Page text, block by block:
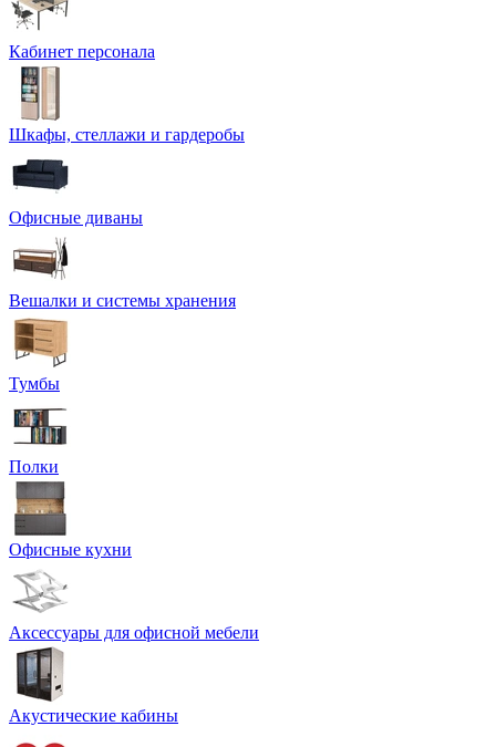
Кабинет персонала
Шкафы, стеллажи и гардеробы
Офисные диваны
Вешалки и системы хранения
Тумбы
Полки
Офисные кухни
Аксессуары для офисной мебели
Акустические кабины